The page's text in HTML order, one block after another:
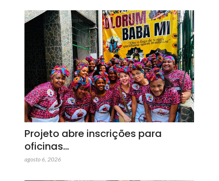
Projeto abre inscrições para
oficinas…
agosto 6, 2026